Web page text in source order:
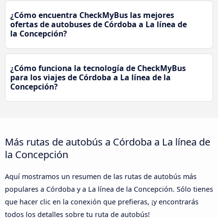
¿Cómo encuentra CheckMyBus las mejores
ofertas de autobuses de Córdoba a La línea de
la Concepción?
¿Cómo funciona la tecnología de CheckMyBus
para los viajes de Córdoba a La línea de la
Concepción?
Más rutas de autobús a Córdoba a La línea de
la Concepción
Aquí mostramos un resumen de las rutas de autobús más
populares a Córdoba y a La línea de la Concepción. Sólo tienes
que hacer clic en la conexión que prefieras, ¡y encontrarás
todos los detalles sobre tu ruta de autobús!